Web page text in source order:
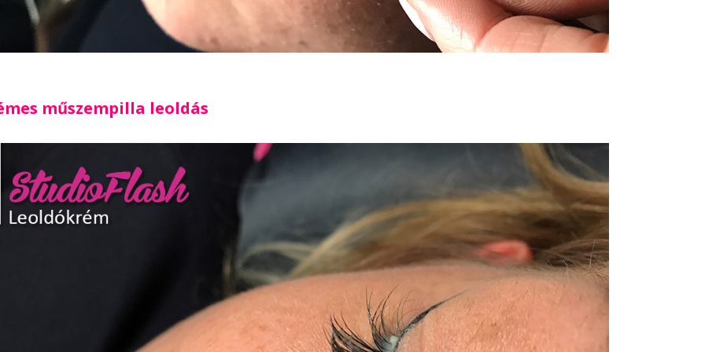
műszempilla leoldás